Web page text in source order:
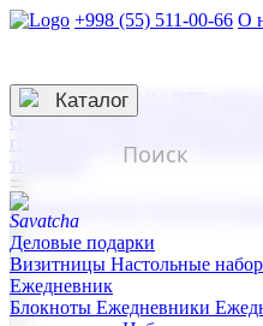
+998 (55) 511-00-66 О
3D гравировка
смолой (Doming)
гравировка твердая
тиснение
☰
Контакты
Каталог
Деловые подарки
Визитницы Настольные
Ежедневник
Блокноты Ежедневники